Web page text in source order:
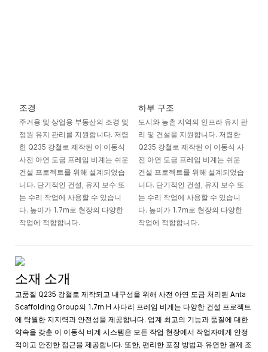
조경
주거용 및 상업용 부동산의 조경 및
정원 유지 관리를 지원합니다. 저렴
한 Q235 강철로 제작된 이 이동식
사전 아연 도금 프레임 비계는 쉬운
건설 프로젝트를 위해 설계되었습
니다. 단기적인 건설, 유지 보수 또
는 수리 작업에 사용할 수 있습니
다. 높이가 1.7m로 현장의 다양한
작업에 적합합니다.
하부 구조
도시와 농촌 지역의 인프라 유지 관
리 및 건설을 지원합니다. 저렴한
Q235 강철로 제작된 이 이동식 사
전 아연 도금 프레임 비계는 쉬운
건설 프로젝트를 위해 설계되었습
니다. 단기적인 건설, 유지 보수 또
는 수리 작업에 사용할 수 있습니
다. 높이가 1.7m로 현장의 다양한
작업에 적합합니다.
소재 소개
고품질 Q235 강철로 제작되고 내구성을 위해 사전 아연 도금 처리된 Anta
Scaffolding Group의 1.7m H 사다리 프레임 비계는 다양한 건설 프로젝트
에 탁월한 지지력과 안전성을 제공합니다. 업계 최고의 기능과 품질에 대한
약속을 갖춘 이 이동식 비계 시스템은 모든 작업 현장에서 작업자에게 안정
적이고 안전한 접근을 제공합니다. 또한, 편리한 포장 방법과 유연한 결제 조